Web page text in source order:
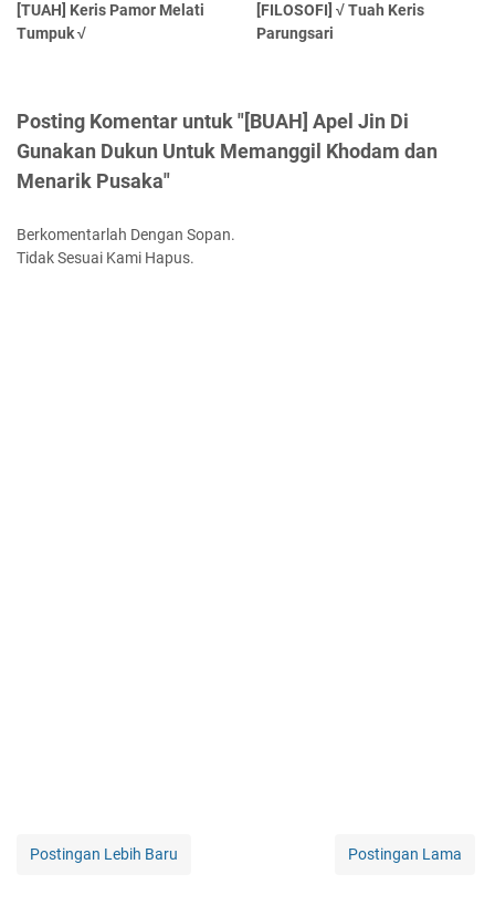
[TUAH] Keris Pamor Melati
Tumpuk √
[FILOSOFI] √ Tuah Keris
Parungsari
Posting Komentar untuk "[BUAH] Apel Jin Di
Gunakan Dukun Untuk Memanggil Khodam dan
Menarik Pusaka"
Berkomentarlah Dengan Sopan.
Tidak Sesuai Kami Hapus.
Postingan Lebih Baru Postingan Lama